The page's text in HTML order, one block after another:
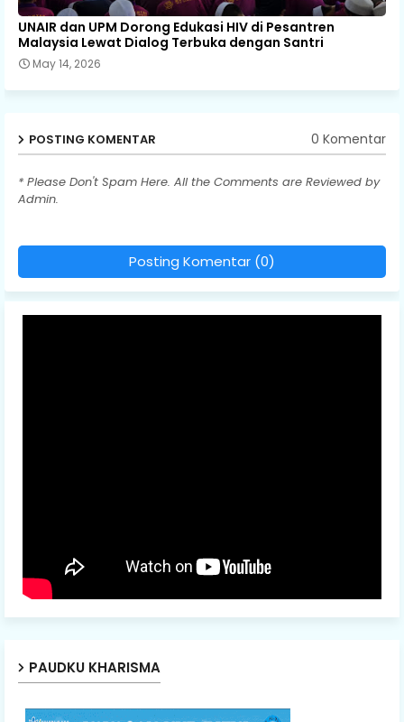
UNAIR dan UPM Dorong Edukasi HIV di Pesantren
Malaysia Lewat Dialog Terbuka dengan Santri
May 14, 2026
POSTING KOMENTAR 0 Komentar
* Please Don't Spam Here. All the Comments are Reviewed by
Admin.
Posting Komentar (0)
PAUDKU KHARISMA